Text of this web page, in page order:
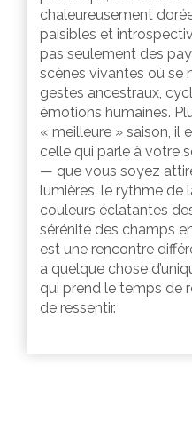
chaleureusement
paisibles et
pas seulement des
scènes vivantes où se
gestes ancestraux,
émotions humaines.
« meilleure » saison, il
celle qui parle à votre
— que vous soyez
lumières, le rythme de
couleurs éclatantes
sérénité des champs
est une rencontre
a quelque chose
qui prend le temps de
de ressentir.